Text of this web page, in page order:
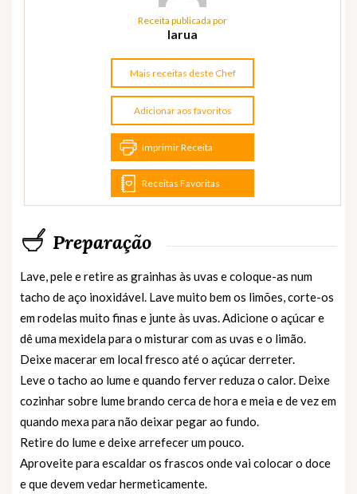
Receita publicada por
larua
Mais receitas deste Chef
Adicionar aos favoritos
Imprimir Receita
Receitas Favoritas
Preparação
Lave, pele e retire as grainhas às uvas e coloque-as num
tacho de aço inoxidável. Lave muito bem os limões, corte-os
em rodelas muito finas e junte às uvas. Adicione o açúcar e
dê uma mexidela para o misturar com as uvas e o limão.
Deixe macerar em local fresco até o açúcar derreter.
Leve o tacho ao lume e quando ferver reduza o calor. Deixe
cozinhar sobre lume brando cerca de hora e meia e de vez em
quando mexa para não deixar pegar ao fundo.
Retire do lume e deixe arrefecer um pouco.
Aproveite para escaldar os frascos onde vai colocar o doce
e que devem vedar hermeticamente.